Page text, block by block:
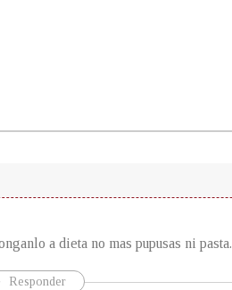
a dieta no mas pupusas ni pasta.
Responder